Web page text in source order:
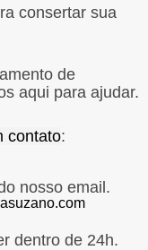
consertar sua
de
aqui para ajudar.
contato:
nosso email.
dentro de 24h.